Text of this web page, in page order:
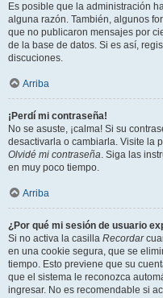
Es posible que la administración
alguna razón. También, algunos
que no publicaron mensajes por
de la base de datos. Si es así,
discuciones.
Arriba
¡Perdí mi contraseña!
No se asuste, ¡calma! Si su
desactivarla o cambiarla. Visite la
Olvidé mi contraseña. Siga las
en muy poco tiempo.
Arriba
¿Por qué mi sesión de usuario
Si no activa la casilla Recordar
en una cookie segura, que se
tiempo. Esto previene que su
que el sistema le reconozca
ingresar. No es recomendable si